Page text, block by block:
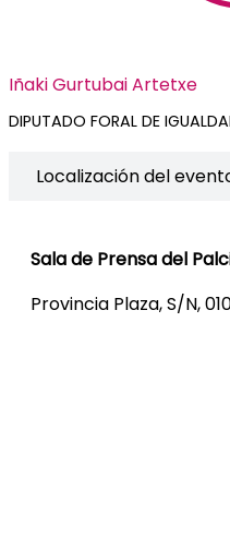
Iñaki Gurtubai Artetxe
DIPUTADO FORAL DE
Localización del
Sala de Prensa del
Provincia Plaza, S/N,